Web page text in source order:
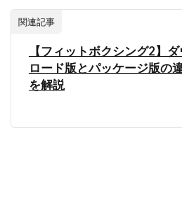
関連記事
【フィットボクシング2】
ロード版とパッケージ版の
を解説